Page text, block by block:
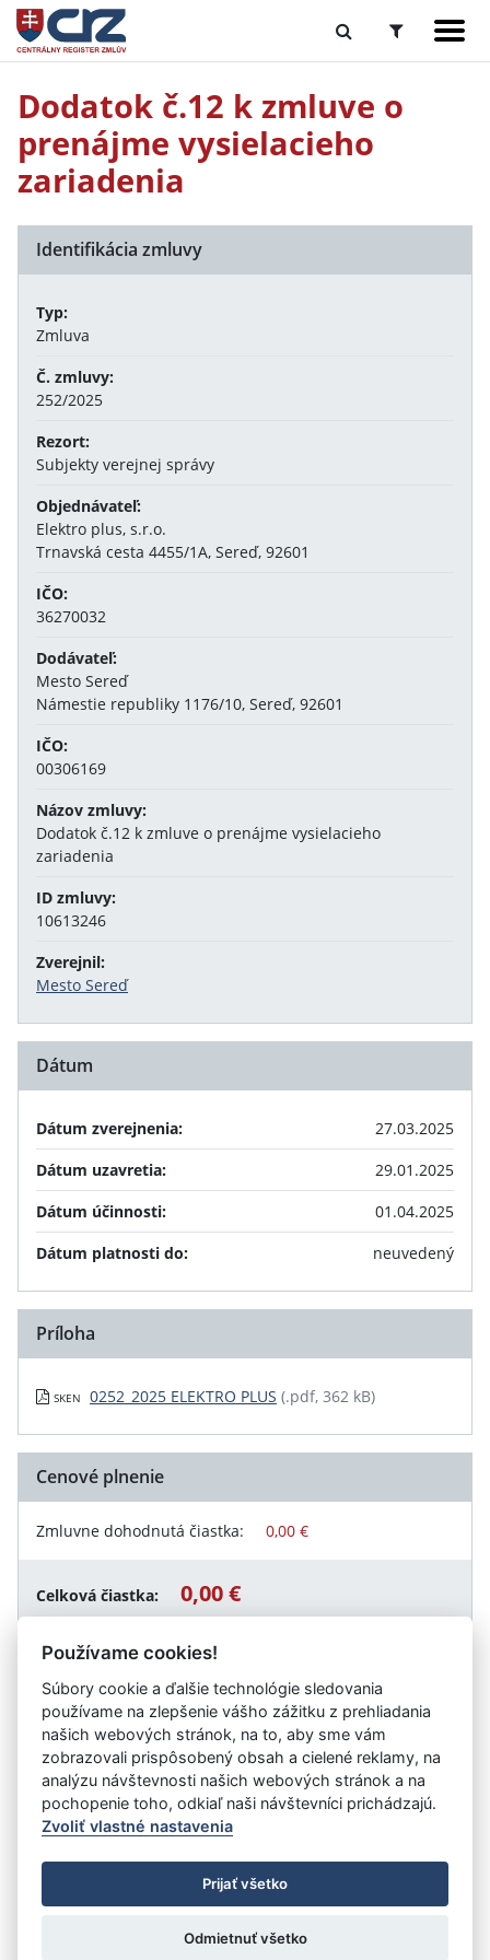
Dodatok č.12 k zmluve o
prenájme vysielacieho
zariadenia
Identifikácia zmluvy
Typ:
Zmluva
Č. zmluvy:
252/2025
Rezort:
Subjekty verejnej správy
Objednávateľ:
Elektro plus, s.r.o.
Trnavská cesta 4455/1A, Sereď, 92601
IČO:
36270032
Dodávateľ:
Mesto Sereď
Námestie republiky 1176/10, Sereď, 92601
IČO:
00306169
Názov zmluvy:
Dodatok č.12 k zmluve o prenájme vysielacieho
zariadenia
ID zmluvy:
10613246
Zverejnil:
Mesto Sereď
Dátum
Dátum zverejnenia:
27.03.2025
Dátum uzavretia:
29.01.2025
Dátum účinnosti:
01.04.2025
Dátum platnosti do:
neuvedený
Príloha
SKEN 0252_2025 ELEKTRO PLUS (.pdf, 362 kB)
Cenové plnenie
Zmluvne dohodnutá čiastka: 0,00 €
Celková čiastka: 0,00 €
Návrat späť
Vystavil:Mesto Sereď
Úrad vlády SR
- Všetky práva vyhradené
Prehlásenie o prístupnosti
Zmluvy do 31.12.2010
Nastavenia cookies
: Aglo Solutions
Používame cookies!
Súbory cookie a ďalšie technológie sledovania
používame na zlepšenie vášho zážitku z prehliadania
našich webových stránok, na to, aby sme vám
zobrazovali prispôsobený obsah a cielené reklamy, na
analýzu návštevnosti našich webových stránok a na
pochopenie toho, odkiaľ naši návštevníci prichádzajú.
Zvoliť vlastné nastavenia
Prijať všetko
Odmietnuť všetko